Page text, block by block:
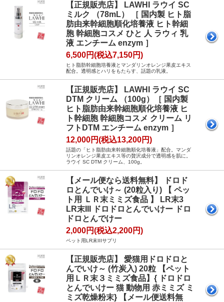
【正規販売店】 LAWHI ラウイ SC
ミルク （78mL） ［ 国内製 ヒト脂
肪由来幹細胞順化培養液 ヒト幹細
胞 幹細胞コスメ ひと 人 ラウィ 乳
液 エンチーム enzym ］
6,500円(税込7,150円)
ヒト脂肪幹細胞培養液とマンダリンオレンジ果皮エキス
配合。透明感とハリをもたらす、話題の乳液。
【正規販売店】 LAWHI ラウイ SC
DTM クリーム （100g）［ 国内製
ヒト脂肪由来幹細胞順化培養液 ヒ
ト幹細胞 幹細胞コスメ クリーム リ
フトDTM エンチーム enzym ］
12,000円(税込13,200円)
話題の「ヒト脂肪由来幹細胞順化培養液」配合。マンダ
リンオレンジ果皮エキス等の贅沢成分で透明感を肌に。
ラウイ SC DTM クリーム、100g。
【メール便なら送料無料】 ドロド
ロとんでいけ～ (20粒入り) 【 ペッ
ト用 ＬＲ末ミミズ食品 】 LR末3
LR末III ドロドロとんでいけー ドロ
ドロとんでけー
2,000円(税込2,200円)
ペット用LR末IIIサプリ
【正規販売店】 愛猫用ドロドロと
んでいけ～ (竹炭入) 20粒 【ペット
用ＬＲ末３ミミズ食品】{ ドロドロ
とんでいけー 猫 動物用 赤ミミズ ミ
ミズ乾燥粉末} 【メール便送料無